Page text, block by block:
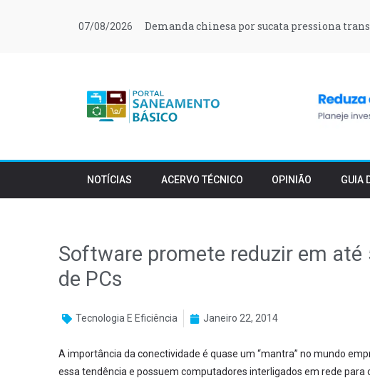
07/08/2026 Demanda chinesa por sucata pressiona
NOTÍCIAS ACERVO TÉCNICO OPINIÃO GUIA
Software promete reduzir em até
de PCs
Tecnologia E Eficiência Janeiro 22, 2014
A importância da conectividade é quase um “mantra” no mundo
essa tendência e possuem computadores interligados em rede